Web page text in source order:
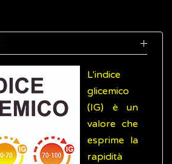
L'indice
glicemico
(IG) è un
valore che
esprime la
rapidità